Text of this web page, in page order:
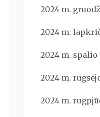
2024 m.
2024 m.
2024 m. spalio
2024 m.
2024 m.